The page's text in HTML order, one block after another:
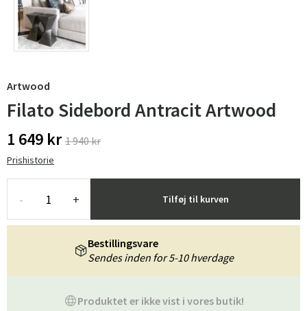
Artwood
Filato Sidebord Antracit Artwood
1 649 kr 1 940 kr
Prishistorie
- + Tilføj til kurven
Produktet er ikke vist i vores butik!
Bestillingsvare
Sendes inden for 5-10 hverdage